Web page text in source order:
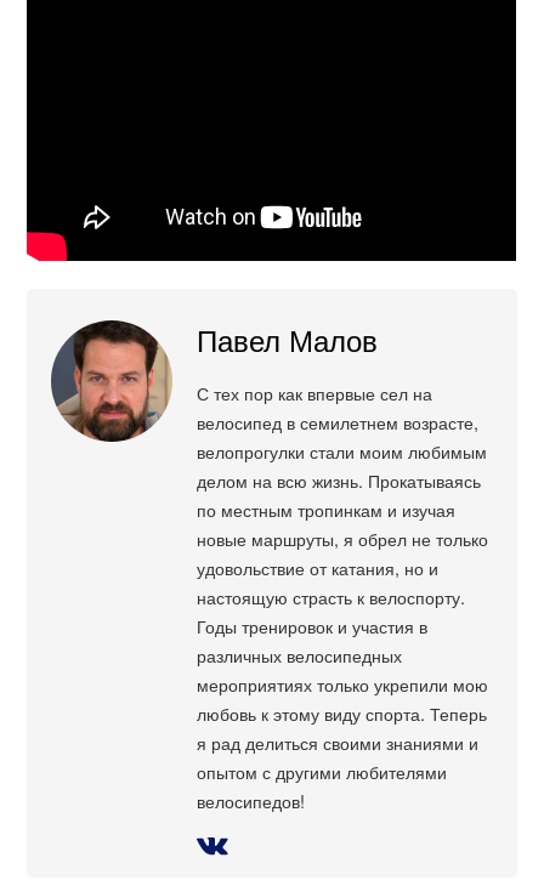
Павел Малов
С тех пор как впервые сел на
велосипед в семилетнем возрасте,
велопрогулки стали моим любимым
делом на всю жизнь. Прокатываясь
по местным тропинкам и изучая
новые маршруты, я обрел не только
удовольствие от катания, но и
настоящую страсть к велоспорту.
Годы тренировок и участия в
различных велосипедных
мероприятиях только укрепили мою
любовь к этому виду спорта. Теперь
я рад делиться своими знаниями и
опытом с другими любителями
велосипедов!